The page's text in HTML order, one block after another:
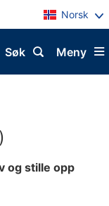
Norsk
Meny
Søk
og stille opp